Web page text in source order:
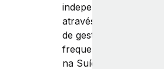
independente
através de uma
de gestão pessoal
frequentemente
na Suíça), está sujeito